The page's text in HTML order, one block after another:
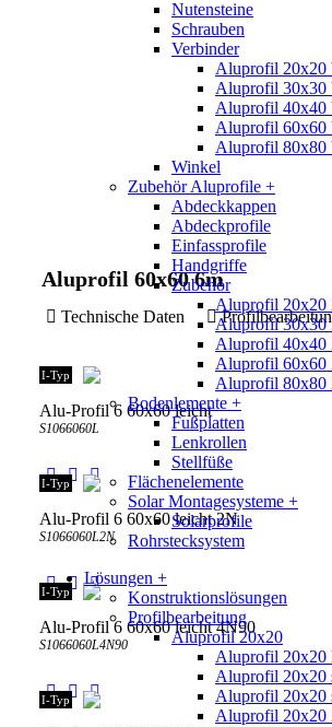
Nutensteine
Schrauben
Verbinder
Aluprofil 20x20
Aluprofil 30x30
Aluprofil 40x40
Aluprofil 60x60
Aluprofil 80x80
Winkel
Zubehör Aluprofile +
Abdeckkappen
Abdeckprofile
Einfassprofile
Handgriffe
Zubehör
Aluprofil 20x20
Aluprofil 30x30
Aluprofil 40x40
Aluprofil 60x60
Aluprofil 80x80
Bodenlemente +
Fußplatten
Lenkrollen
Stellfüße
Flächenelemente
Solar Montagesysteme +
Solarprofile
Rohrstecksystem
Lösungen +
Konstruktionslösungen
Profilbearbeitung
Aluprofil 20x20
Aluprofil 20x20
Aluprofil 20x20
Aluprofil 20x20
Aluprofil 20x20
Aluprofil 60x60 6m
Technische Daten
Alu-Profil 6 60x60 leicht
S1066060L
I-Typ
Alu-Profil 6 60x60 leicht 2N
S1066060L2N
I-Typ
Alu-Profil 6 60x60 leicht 4N90
S1066060L4N90
I-Typ
I-Typ